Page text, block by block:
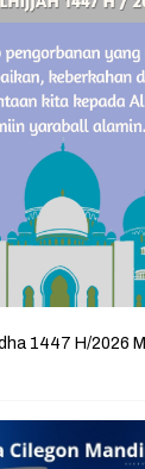
1447 H/2026 M